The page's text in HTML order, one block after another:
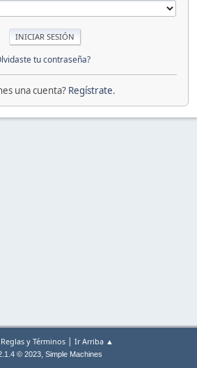
tu contraseña?
una cuenta? Regístrate.
Reglas y Términos | Ir Arriba ▲
© 2023, Simple Machines